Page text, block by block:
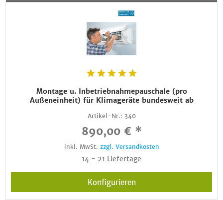
Montage u. Inbetriebnahmepauschale (pro
Außeneinheit) für Klimageräte bundesweit ab
Artikel-Nr.: 340
890,00 € *
inkl. MwSt. zzgl. Versandkosten
14 - 21 Liefertage
Konfigurieren